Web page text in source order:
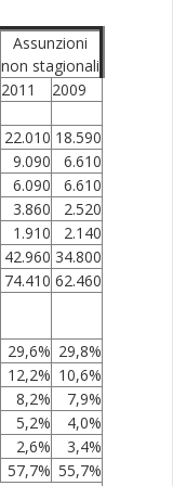
Assunzioni
non stagionali
2011
2009
22.010 18.590
9.090
6.610
6.090
6.610
3.860
2.520
1.910
2.140
42.960 34.800
74.410 62.460
29,6% 29,8%
12,2% 10,6%
8,2%
7,9%
5,2%
4,0%
2,6%
3,4%
57,7% 55,7%